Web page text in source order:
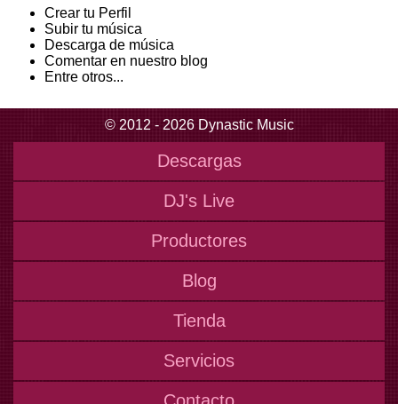
Crear tu Perfil
Subir tu música
Descarga de música
Comentar en nuestro blog
Entre otros...
© 2012 - 2026 Dynastic Music
Descargas
DJ's Live
Productores
Blog
Tienda
Servicios